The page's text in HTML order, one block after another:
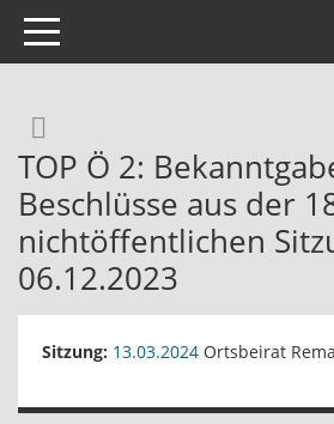
Toggle navigation
TOP Ö 2:
Beschlüsse aus der
nichtöffentlichen
06.12.2023
Sitzung: 13.03.2024 Ortsbeirat